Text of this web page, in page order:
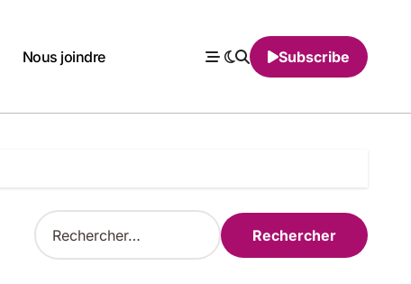
Nous joindre Subscribe
R
e